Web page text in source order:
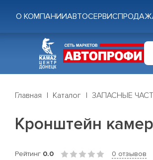
О КОМПАНИИАВТОСЕРВИС
Главная Каталог ЗАПАСНЫЕ
Кронштейн
Рейтинг 0.0 0 отзывов